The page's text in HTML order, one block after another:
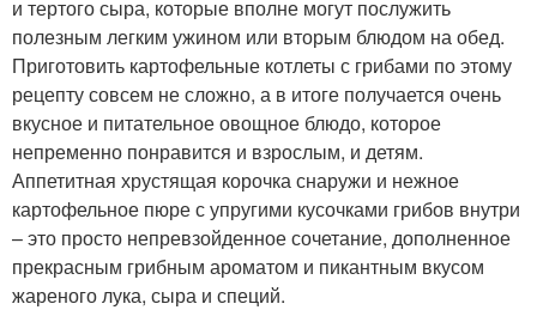
и тертого сыра, которые вполне могут послужить
полезным легким ужином или вторым блюдом на обед.
Приготовить картофельные котлеты с грибами по этому
рецепту совсем не сложно, а в итоге получается очень
вкусное и питательное овощное блюдо, которое
непременно понравится и взрослым, и детям.
Аппетитная хрустящая корочка снаружи и нежное
картофельное пюре с упругими кусочками грибов внутри
– это просто непревзойденное сочетание, дополненное
прекрасным грибным ароматом и пикантным вкусом
жареного лука, сыра и специй.